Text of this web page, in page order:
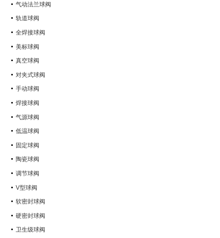
气动法兰球阀
轨道球阀
全焊接球阀
美标球阀
真空球阀
对夹式球阀
手动球阀
焊接球阀
气源球阀
低温球阀
固定球阀
陶瓷球阀
调节球阀
V型球阀
软密封球阀
硬密封球阀
卫生级球阀